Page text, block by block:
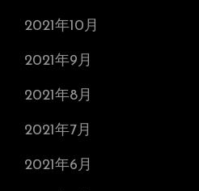
2021年10月
2021年9月
2021年8月
2021年7月
2021年6月